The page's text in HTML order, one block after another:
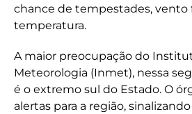
chance de tempestades, vento
temperatura.
A maior preocupação do
Meteorologia (Inmet), nessa
é o extremo sul do Estado. O
alertas para a região,